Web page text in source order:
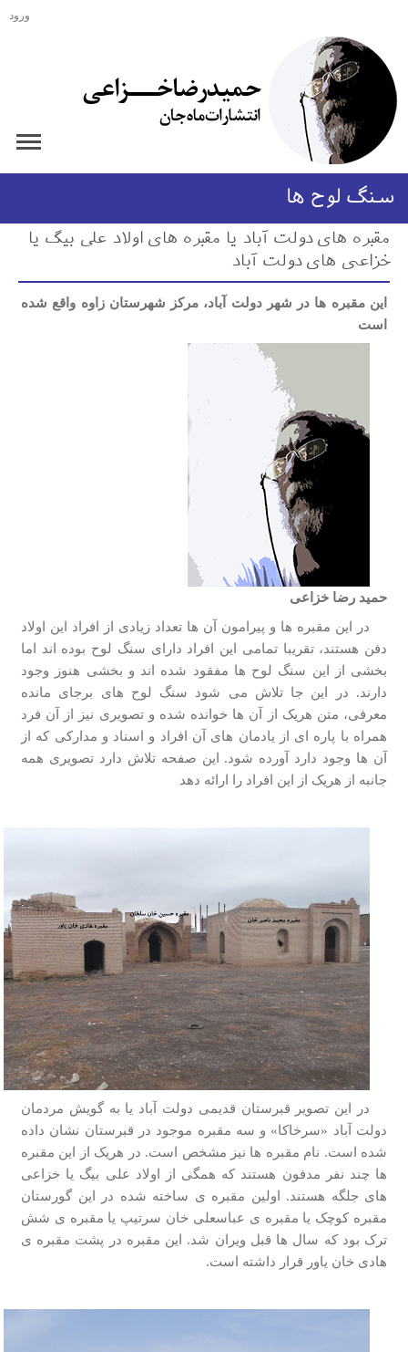
ورود
سنگ لوح ها
مقبره های دولت آباد یا مقبره های اولاد علی بیگ یا
خزاعی های دولت آباد
این مقبره ها در شهر دولت آباد، مرکز شهرستان زاوه واقع شده
است
حمید رضا خزاعی
در این مقبره ها و پیرامون آن ها تعداد زیادی از افراد این اولاد
دفن هستند، تقریبا تمامی این افراد دارای سنگ لوح بوده اند اما
بخشی از این سنگ لوح ها مفقود شده اند و بخشی هنوز وجود
دارند. در این جا تلاش می شود سنگ لوح های برجای مانده
معرفی، متن هریک از آن ها خوانده شده و تصویری نیز از آن فرد
همراه با پاره ای از یادمان های آن افراد و اسناد و مدارکی که از
آن ها وجود دارد آورده شود. این صفحه تلاش دارد تصویری همه
جانبه از هریک از این افراد را ارائه دهد
در این تصویر قبرستان قدیمی دولت آباد یا به گویش مردمان
دولت آباد «سرخاکا» و سه مقبره موجود در قبرستان نشان داده
شده است. نام مقبره ها نیز مشخص است. در هریک از این مقبره
ها چند نفر مدفون هستند که همگی از اولاد علی بیگ یا خزاعی
های جلگه هستند. اولین مقبره ی ساخته شده در این گورستان
مقبره کوچک یا مقبره ی عباسعلی خان سرتیپ یا مقبره ی شش
ترک بود که سال ها قبل ویران شد. این مقبره در پشت مقبره ی
هادی خان یاور قرار داشته است.